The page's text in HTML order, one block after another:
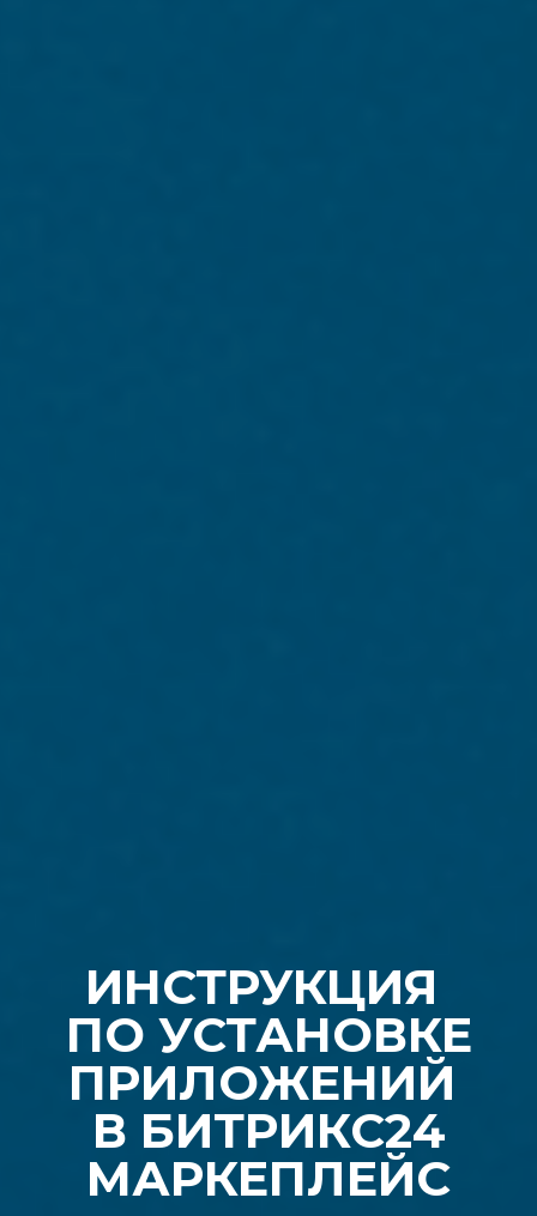
ИНСТРУКЦИЯ
ПО УСТАНОВКЕ
ПРИЛОЖЕНИЙ
В БИТРИКС24
МАРКЕПЛЕЙС